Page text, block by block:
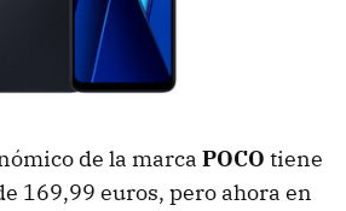
de la marca POCO tiene
169,99 euros, pero ahora en